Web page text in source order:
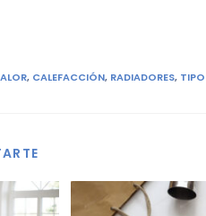
, CALEFACCIÓN, RADIADORES,